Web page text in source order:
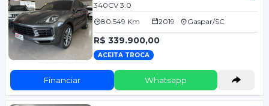
340CV 3.0
80.549 Km
2019 Gaspar/SC
R$ 339.900,00
ACEITA TROCA
Financiar Whatsapp